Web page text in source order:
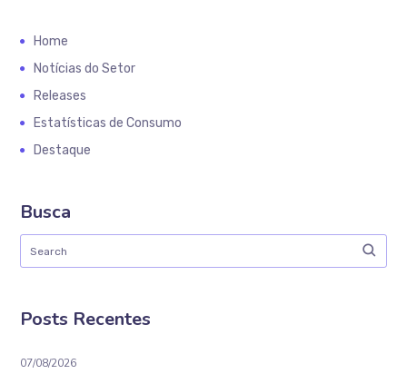
Home
Notícias do Setor
Releases
Estatísticas de Consumo
Destaque
Busca
Posts Recentes
07/08/2026